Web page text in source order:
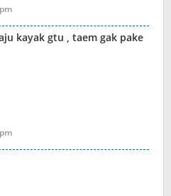
kayak gtu , taem gak pake